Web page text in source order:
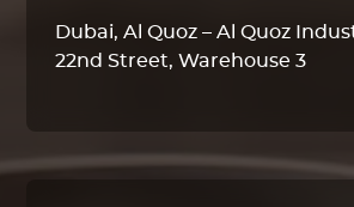
Dubai, Al Quoz – Al Quoz
22nd Street, Warehouse 3